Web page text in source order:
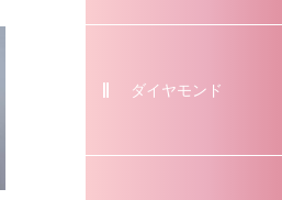
ダイヤモンド